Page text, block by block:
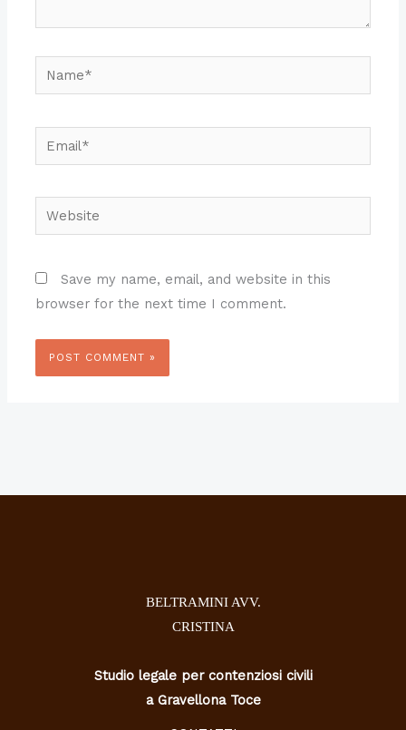
Name*
Email*
Website
Save my name, email, and website in this
browser for the next time I comment.
BELTRAMINI AVV.
CRISTINA
Studio legale per contenziosi civili
a Gravellona Toce